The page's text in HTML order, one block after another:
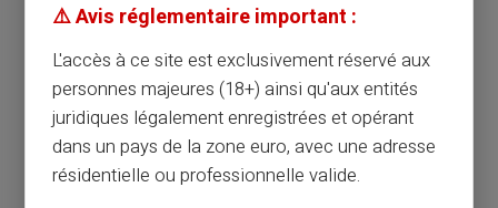
Simplifiez vos achats internationaux avec
une carte prépayée
Article suivant
⚠️ Avis réglementaire important :
L'accès à ce site est exclusivement réservé aux
personnes majeures (18+) ainsi qu'aux entités
juridiques légalement enregistrées et opérant
dans un pays de la zone euro, avec une adresse
résidentielle ou professionnelle valide.